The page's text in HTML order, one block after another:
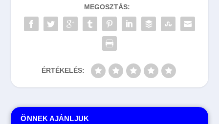
MEGOSZTÁS:
ÉRTÉKELÉS:
ÖNNEK AJÁNLJUK